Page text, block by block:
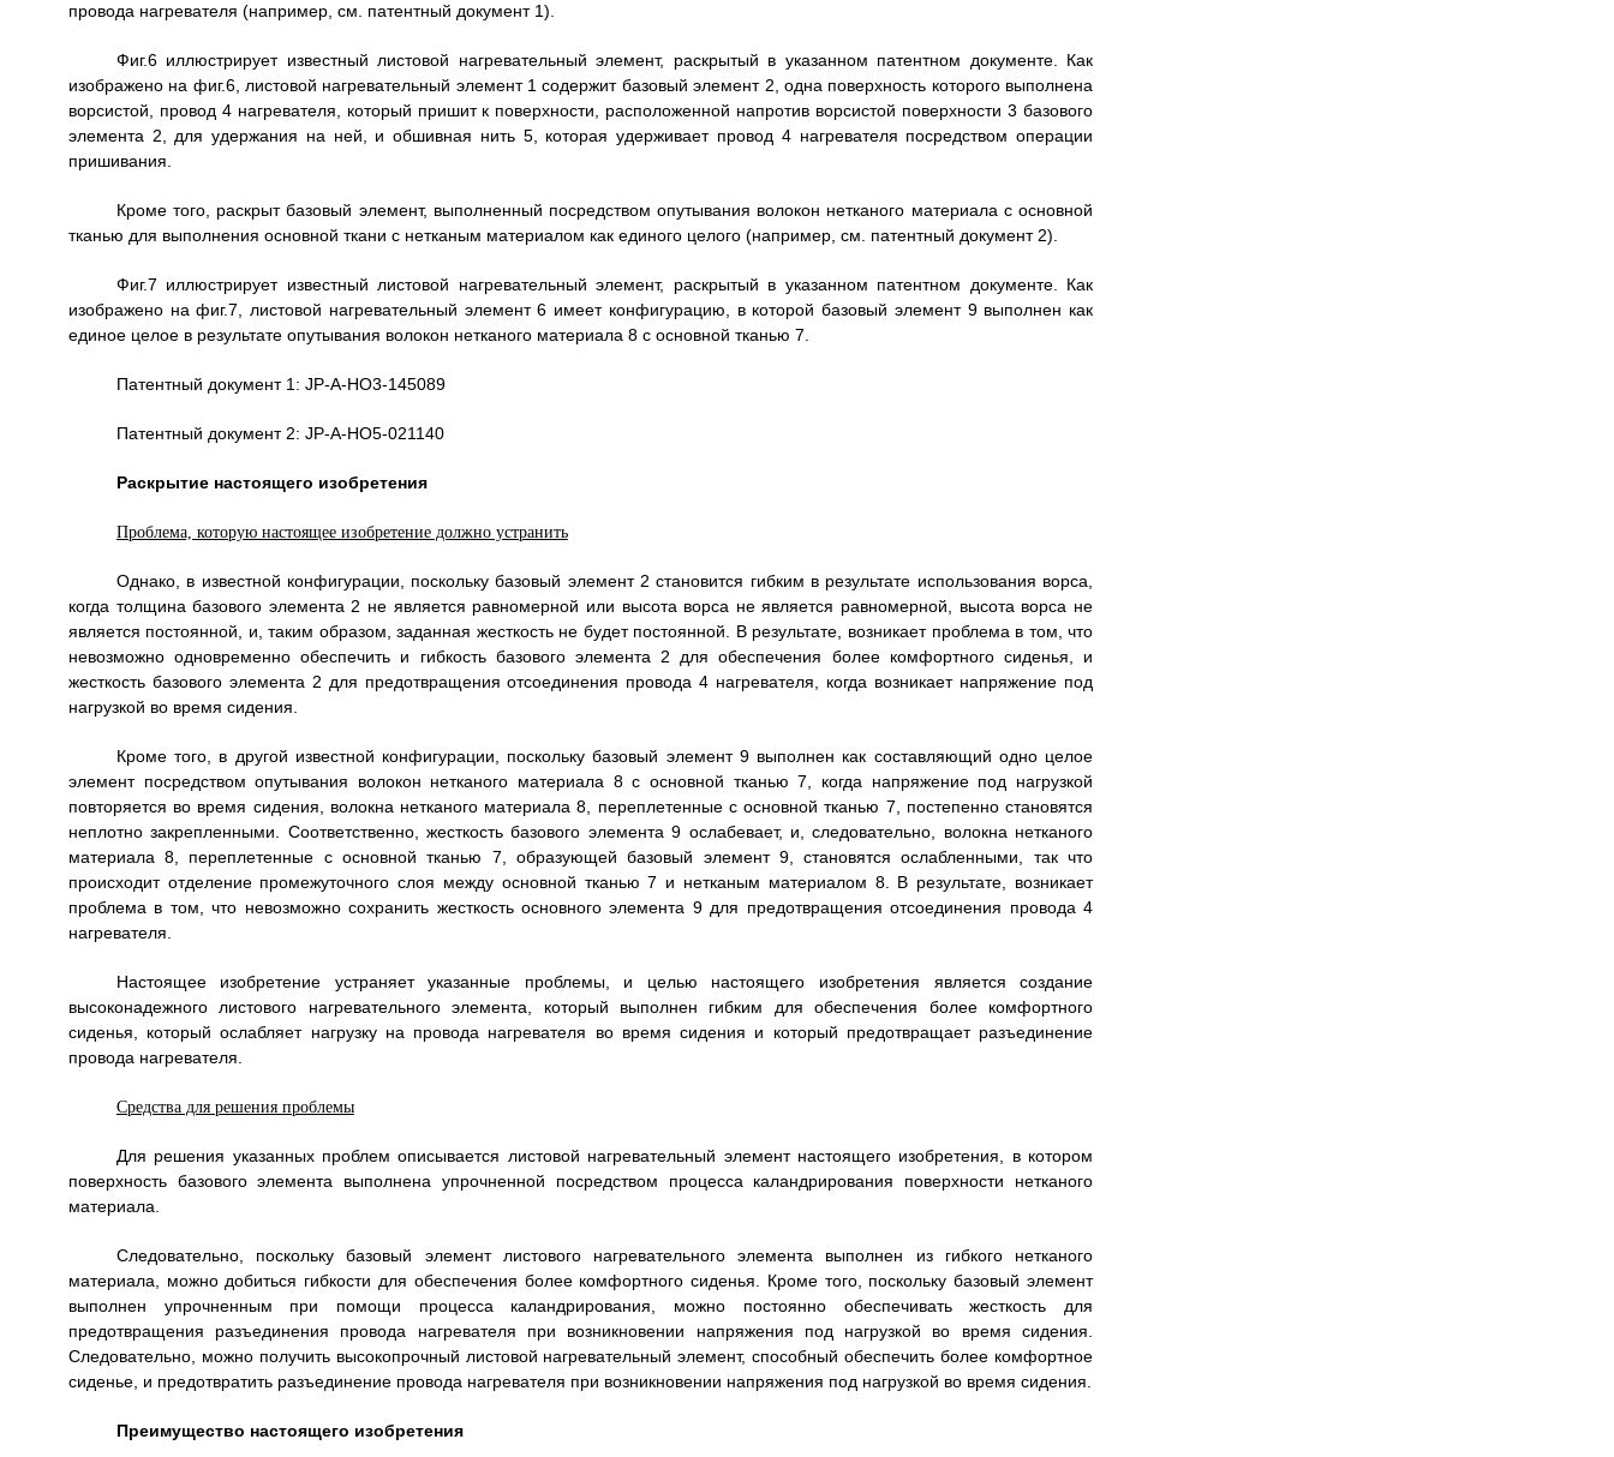
провода нагревателя (например, см. патентный документ 1).
Фиг.6 иллюстрирует известный листовой нагревательный элемент, раскрытый в указанном патентном документе. Как
изображено на фиг.6, листовой нагревательный элемент 1 содержит базовый элемент 2, одна поверхность которого выполнена
ворсистой, провод 4 нагревателя, который пришит к поверхности, расположенной напротив ворсистой поверхности 3 базового
элемента 2, для удержания на ней, и обшивная нить 5, которая удерживает провод 4 нагревателя посредством операции
пришивания.
Кроме того, раскрыт базовый элемент, выполненный посредством опутывания волокон нетканого материала с основной
тканью для выполнения основной ткани с нетканым материалом как единого целого (например, см. патентный документ 2).
Фиг.7 иллюстрирует известный листовой нагревательный элемент, раскрытый в указанном патентном документе. Как
изображено на фиг.7, листовой нагревательный элемент 6 имеет конфигурацию, в которой базовый элемент 9 выполнен как
единое целое в результате опутывания волокон нетканого материала 8 с основной тканью 7.
Патентный документ 1: JP-A-HO3-145089
Патентный документ 2: JP-А-HO5-021140
Раскрытие настоящего изобретения
Проблема, которую настоящее изобретение должно устранить
Однако, в известной конфигурации, поскольку базовый элемент 2 становится гибким в результате использования ворса,
когда толщина базового элемента 2 не является равномерной или высота ворса не является равномерной, высота ворса не
является постоянной, и, таким образом, заданная жесткость не будет постоянной. В результате, возникает проблема в том, что
невозможно одновременно обеспечить и гибкость базового элемента 2 для обеспечения более комфортного сиденья, и
жесткость базового элемента 2 для предотвращения отсоединения провода 4 нагревателя, когда возникает напряжение под
нагрузкой во время сидения.
Кроме того, в другой известной конфигурации, поскольку базовый элемент 9 выполнен как составляющий одно целое
элемент посредством опутывания волокон нетканого материала 8 с основной тканью 7, когда напряжение под нагрузкой
повторяется во время сидения, волокна нетканого материала 8, переплетенные с основной тканью 7, постепенно становятся
неплотно закрепленными. Соответственно, жесткость базового элемента 9 ослабевает, и, следовательно, волокна нетканого
материала 8, переплетенные с основной тканью 7, образующей базовый элемент 9, становятся ослабленными, так что
происходит отделение промежуточного слоя между основной тканью 7 и нетканым материалом 8. В результате, возникает
проблема в том, что невозможно сохранить жесткость основного элемента 9 для предотвращения отсоединения провода 4
нагревателя.
Настоящее изобретение устраняет указанные проблемы, и целью настоящего изобретения является создание
высоконадежного листового нагревательного элемента, который выполнен гибким для обеспечения более комфортного
сиденья, который ослабляет нагрузку на провода нагревателя во время сидения и который предотвращает разъединение
провода нагревателя.
Средства для решения проблемы
Для решения указанных проблем описывается листовой нагревательный элемент настоящего изобретения, в котором
поверхность базового элемента выполнена упрочненной посредством процесса каландрирования поверхности нетканого
материала.
Следовательно, поскольку базовый элемент листового нагревательного элемента выполнен из гибкого нетканого
материала, можно добиться гибкости для обеспечения более комфортного сиденья. Кроме того, поскольку базовый элемент
выполнен упрочненным при помощи процесса каландрирования, можно постоянно обеспечивать жесткость для
предотвращения разъединения провода нагревателя при возникновении напряжения под нагрузкой во время сидения.
Следовательно, можно получить высокопрочный листовой нагревательный элемент, способный обеспечить более комфортное
сиденье, и предотвратить разъединение провода нагревателя при возникновении напряжения под нагрузкой во время сидения.
Преимущество настоящего изобретения